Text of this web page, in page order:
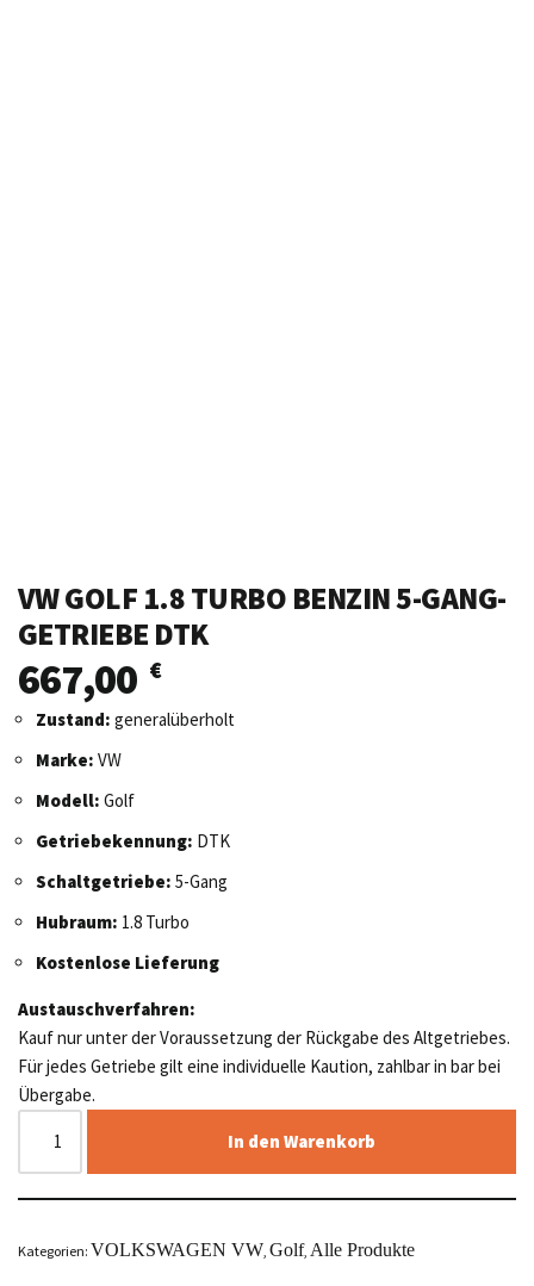
VW GOLF 1.8 TURBO BENZIN 5-GANG-
GETRIEBE DTK
667,00 €
Zustand: generalüberholt
Marke: VW
Modell: Golf
Getriebekennung: DTK
Schaltgetriebe: 5-Gang
Hubraum: 1.8 Turbo
Kostenlose Lieferung
Austauschverfahren:
Kauf nur unter der Voraussetzung der Rückgabe des Altgetriebes.
Für jedes Getriebe gilt eine individuelle Kaution, zahlbar in bar bei
Übergabe.
In den Warenkorb
Kategorien: VOLKSWAGEN VW Golf, Alle Produkte